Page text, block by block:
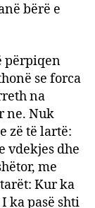
bërë e
përpiqen
se forca
na
ne. Nuk
zë të lartë:
vdekjes dhe
me
Kur ka
ka pasë shti